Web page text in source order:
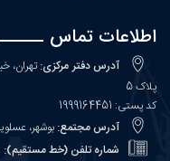
اطلاعات تماس
آدرس دفتر مرکزی: تهران،
پلاک 5
کد پستی: 1999164451
آدرس مجتمع:بوشهر، عسلویه ،
شماره تلفن (خط مستقیم):